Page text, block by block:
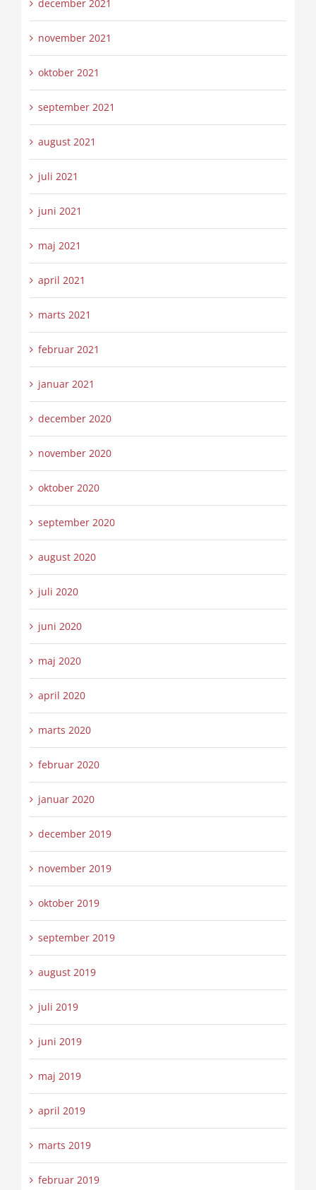
december 2021
november 2021
oktober 2021
september 2021
august 2021
juli 2021
juni 2021
maj 2021
april 2021
marts 2021
februar 2021
januar 2021
december 2020
november 2020
oktober 2020
september 2020
august 2020
juli 2020
juni 2020
maj 2020
april 2020
marts 2020
februar 2020
januar 2020
december 2019
november 2019
oktober 2019
september 2019
august 2019
juli 2019
juni 2019
maj 2019
april 2019
marts 2019
februar 2019